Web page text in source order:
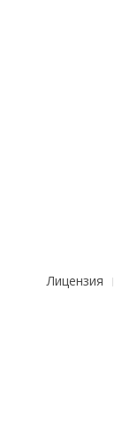
Лицензия